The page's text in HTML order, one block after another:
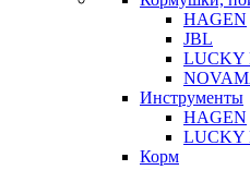
HAGEN
JBL
LUCKY
Инструменты
HAGEN
LUCKY
Корм